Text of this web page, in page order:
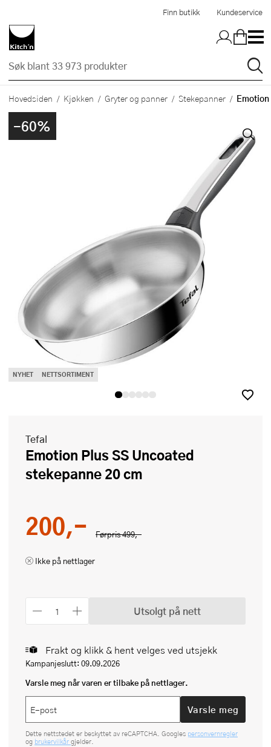
Finn butikk Kundeservice
Hovedsiden Kjøkken Gryter og panner Stekepanner
-60%
NYHET NETTSORTIMENT
Tefal
Emotion Plus SS Uncoated
stekepanne 20 cm
Førpris499,-
200,-
Ikke på nettlager
Utsolgt på nett
Frakt og klikk & hent velges ved utsjekk
Kampanjeslutt: 09.09.2026
Varsle meg når varen er tilbake på nettlager.
Varsle meg
Dette nettstedet er beskyttet av reCAPTCHA. Googles personvernregler
og brukervilkår gjelder.